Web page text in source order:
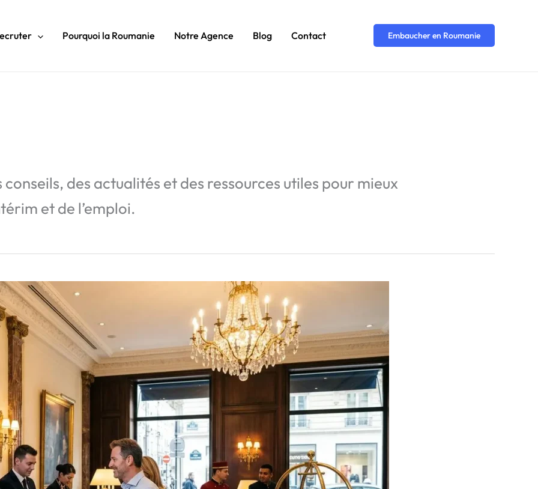
Pourquoi la Roumanie Notre Agence Blog Contact Embaucher en Roumanie
des actualités et des ressources utiles pour mieux
et de l’emploi.